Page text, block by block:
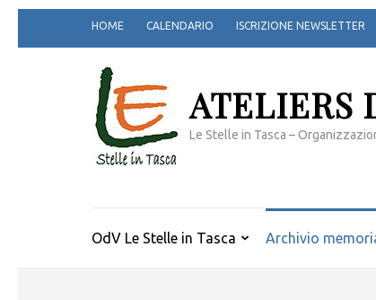
HOME CALENDARIO ISCRIZIONE NEWSLETTER
ATELIERS
Le Stelle in Tasca –
OdV Le Stelle in Tasca Archivio